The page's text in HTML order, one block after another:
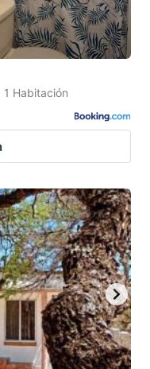
1 Habitación